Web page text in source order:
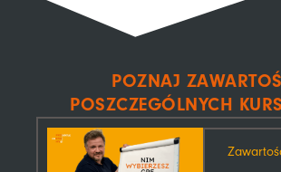
POZNAJ
POSZCZEGÓLNYCH